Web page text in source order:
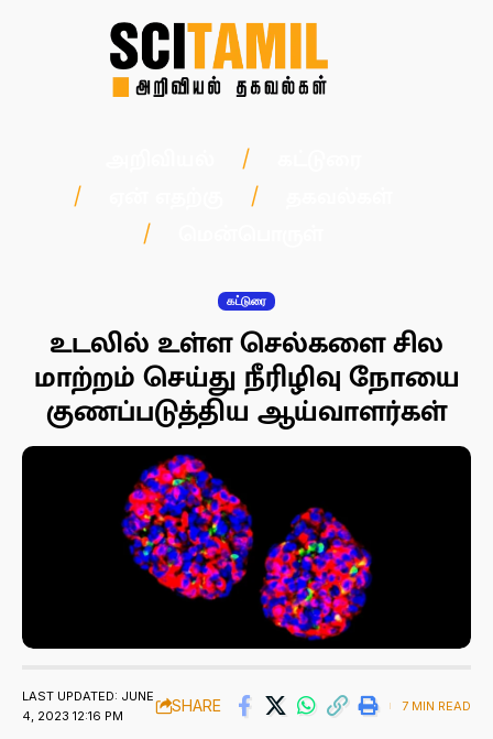
கட்டுரை
உடலில் உள்ள செல்களை சில
மாற்றம் செய்து நீரிழிவு நோயை
குணப்படுத்திய ஆய்வாளர்கள்
LAST UPDATED: JUNE
4, 2023 12:16 PM
SHARE 7 MIN READ